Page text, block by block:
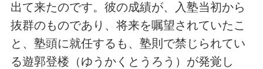
出て来たのです。彼の成績が、入塾当初から
抜群のものであり、将来を嘱望されていたこ
と、塾頭に就任するも、塾則で禁じられてい
る遊郭登楼（ゆうかくとうろう）が発覚し